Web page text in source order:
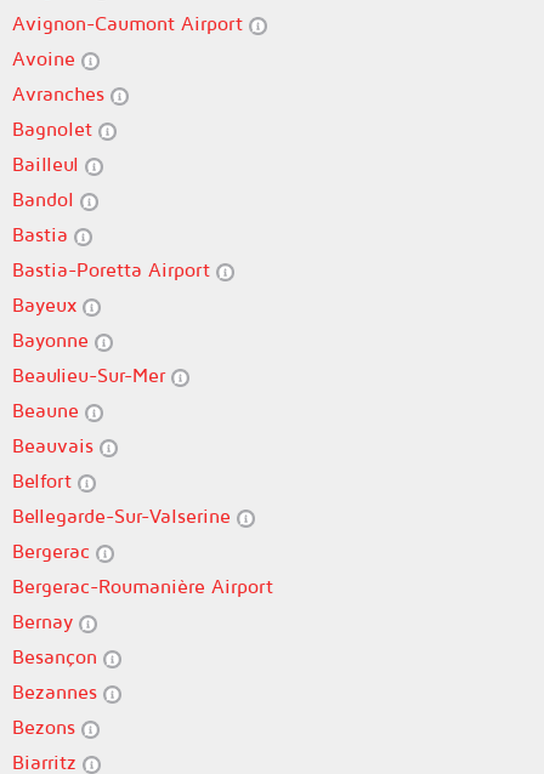
Avignon-Caumont Airport
Avoine
Avranches
Bagnolet
Bailleul
Bandol
Bastia
Bastia-Poretta Airport
Bayeux
Bayonne
Beaulieu-Sur-Mer
Beaune
Beauvais
Belfort
Bellegarde-Sur-Valserine
Bergerac
Bergerac-Roumanière Airport
Bernay
Besançon
Bezannes
Bezons
Biarritz